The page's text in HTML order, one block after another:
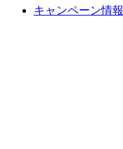
キャンペーン情報